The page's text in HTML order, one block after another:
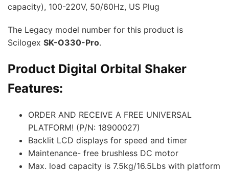
capacity), 100-220V, 50/60Hz, US Plug
The Legacy model number for this product is
Scilogex SK-O330-Pro.
Product Digital Orbital Shaker
Features:
ORDER AND RECEIVE A FREE UNIVERSAL
PLATFORM! (P/N: 18900027)
Backlit LCD displays for speed and timer
Maintenance- free brushless DC motor
Max. load capacity is 7.5kg/16.5Lbs with platform